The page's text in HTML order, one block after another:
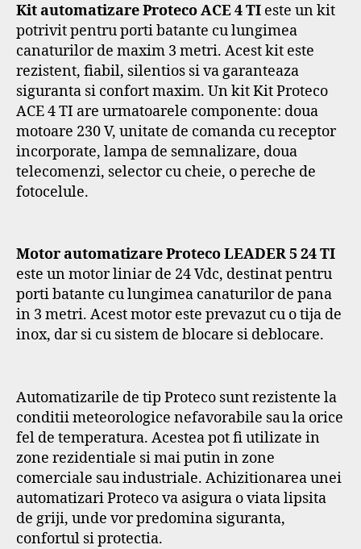
Kit automatizare Proteco ACE 4 TI este un kit
potrivit pentru porti batante cu lungimea
canaturilor de maxim 3 metri. Acest kit este
rezistent, fiabil, silentios si va garanteaza
siguranta si confort maxim. Un kit Kit Proteco
ACE 4 TI are urmatoarele componente: doua
motoare 230 V, unitate de comanda cu receptor
incorporate, lampa de semnalizare, doua
telecomenzi, selector cu cheie, o pereche de
fotocelule.
Motor automatizare Proteco LEADER 5 24 TI
este un motor liniar de 24 Vdc, destinat pentru
porti batante cu lungimea canaturilor de pana
in 3 metri. Acest motor este prevazut cu o tija de
inox, dar si cu sistem de blocare si deblocare.
Automatizarile de tip Proteco sunt rezistente la
conditii meteorologice nefavorabile sau la orice
fel de temperatura. Acestea pot fi utilizate in
zone rezidentiale si mai putin in zone
comerciale sau industriale. Achizitionarea unei
automatizari Proteco va asigura o viata lipsita
de griji, unde vor predomina siguranta,
confortul si protectia.